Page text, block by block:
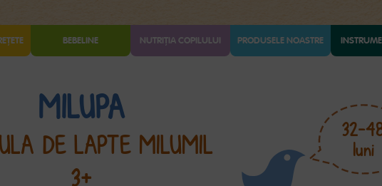
BEBELINE NUTRIȚIA COPILULUI PRODUSELE NOASTRE
MILUPA
DE LAPTE MILUMIL
3+
32-
luni